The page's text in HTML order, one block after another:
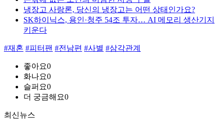
냉장고 사랑론, 당신의 냉장고는 어떤 상태인가요?
SK하이닉스, 용인·청주 54조 투자… AI 메모리 생산기지
키운다
#재혼 #피터팬 #전남편 #사별 #삼각관계
좋아요0
화나요0
슬퍼요0
더 궁금해요0
최신뉴스